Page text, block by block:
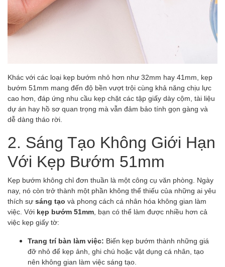
Khác với các loại kẹp bướm nhỏ hơn như 32mm hay 41mm, kẹp
bướm 51mm mang đến độ bền vượt trội cùng khả năng chịu lực
cao hơn, đáp ứng nhu cầu kẹp chặt các tập giấy dày cộm, tài liệu
dự án hay hồ sơ quan trọng mà vẫn đảm bảo tính gọn gàng và
dễ dàng tháo rời.
2. Sáng Tạo Không Giới Hạn
Với Kẹp Bướm 51mm
Kẹp bướm không chỉ đơn thuần là một công cụ văn phòng. Ngày
nay, nó còn trở thành một phần không thể thiếu của những ai yêu
thích sự sáng tạo và phong cách cá nhân hóa không gian làm
việc. Với kẹp bướm 51mm , bạn có thể làm được nhiều hơn cả
việc kẹp giấy tờ:
Trang trí bàn làm việc: Biến kẹp bướm thành những giá
đỡ nhỏ để kẹp ảnh, ghi chú hoặc vật dụng cá nhân, tạo
nên không gian làm việc sáng tạo.